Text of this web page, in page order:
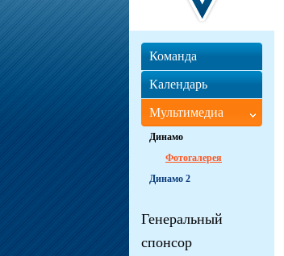
Команда
Календарь
Мультимедиа
Динамо
Фотогалерея
Динамо 2
Генеральный
спонсор